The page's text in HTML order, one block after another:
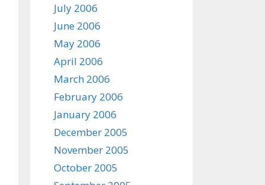
July 2006
June 2006
May 2006
April 2006
March 2006
February 2006
January 2006
December 2005
November 2005
October 2005